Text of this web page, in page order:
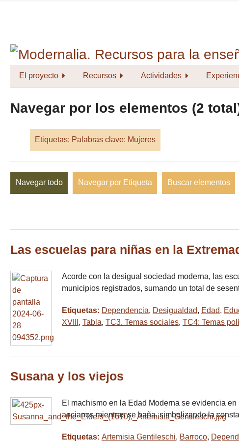
El proyecto Recursos Actividades
Navegar por los elementos (2
Etiquetas: Palabras clave: Mujeres
Navegar todo Navegar por Etiqueta Buscar elementos
Las escuelas para niñas en la
Acorde con la desigual sociedad moderna, las
municipios registrados, sumando un total de
Etiquetas: Dependencia, Desigualdad, Edad,
XVIII , Tabla, TC3. Temas sociales, TC4: Temas
Susana y los viejos
El machismo en la Edad Moderna se evidencia
ancianos mientras se baña, simbolizando la
Etiquetas: Artemisia Gentileschi, Barroco,